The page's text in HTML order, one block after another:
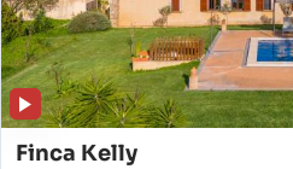
Finca Kelly